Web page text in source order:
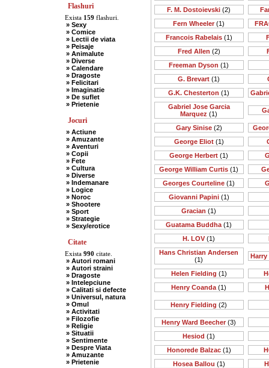
Flashuri
Exista 159 flashuri.
» Sexy
» Comice
» Lectii de viata
» Peisaje
» Animalute
» Diverse
» Calendare
» Dragoste
» Felicitari
» Imaginatie
» De suflet
» Prietenie
Jocuri
» Actiune
» Amuzante
» Aventuri
» Copii
» Fete
» Cultura
» Diverse
» Indemanare
» Logice
» Noroc
» Shootere
» Sport
» Strategie
» Sexy/erotice
Citate
Exista 990 citate.
» Autori romani
» Autori straini
» Dragoste
» Intelepciune
» Calitati si defecte
» Universul, natura
» Omul
» Activitati
» Filozofie
» Religie
» Situatii
» Sentimente
» Despre Viata
» Amuzante
» Prietenie
F. M. Dostoievski (2)
Fern Wheeler (1)
Francois Rabelais(1)
Fred Allen (2)
Freeman Dyson (1)
G. Brevart (1)
G.K. Chesterton (1)
Gabriel Jose Garcia
Marquez (1)
Gary Sinise(2)
George Eliot(1)
George Herbert (1)
George William Curtis (1)
Georges Courteline (1)
Giovanni Papini(1)
Gracian (1)
Guatama Buddha (1)
H. LOV (1)
Hans Christian Andersen
(1)
Harry
Helen Fielding (1)
Henry Coanda (1)
Henry Fielding (2)
Henry Ward Beecher (3)
Hesiod (1)
Honorede Balzac(1)
Hosea Ballou (1)